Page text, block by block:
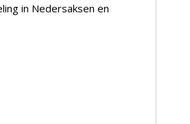
in Nedersaksen en